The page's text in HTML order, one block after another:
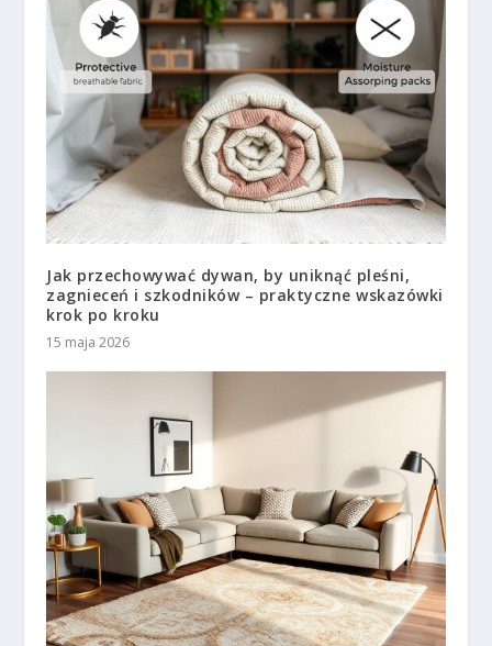
Jak przechowywać dywan, by uniknąć pleśni,
zagnieceń i szkodników – praktyczne wskazówki
krok po kroku
15 maja 2026